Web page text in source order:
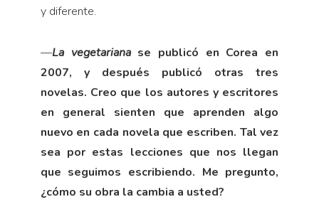
y diferente.
—La vegetarianase publicó en Corea en
2007, y después publicó otras tres
novelas. Creo que los autores y escritores
en general sienten que aprenden algo
nuevo en cada novela que escriben. Tal vez
sea por estas lecciones que nos llegan
que seguimos escribiendo. Me pregunto,
¿cómo su obra la cambia a usted?